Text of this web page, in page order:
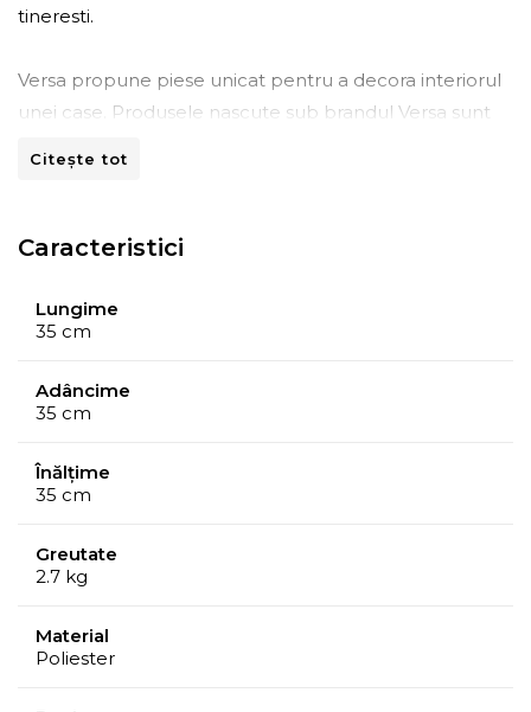
tineresti.
Versa propune piese unicat pentru a decora interiorul
unei case. Produsele nascute sub brandul Versa sunt
utile, pentru a face o casa nu doar frumoasa ci si
Citește tot
Caracteristici
Lungime
35 cm
Adâncime
35 cm
Înălțime
35 cm
Greutate
2.7 kg
Material
Poliester